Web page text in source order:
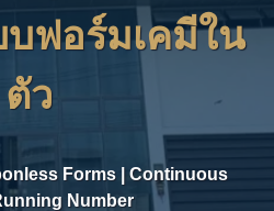
บฟอร์มเคมีใน
ตัว
Forms | Continuous
Number